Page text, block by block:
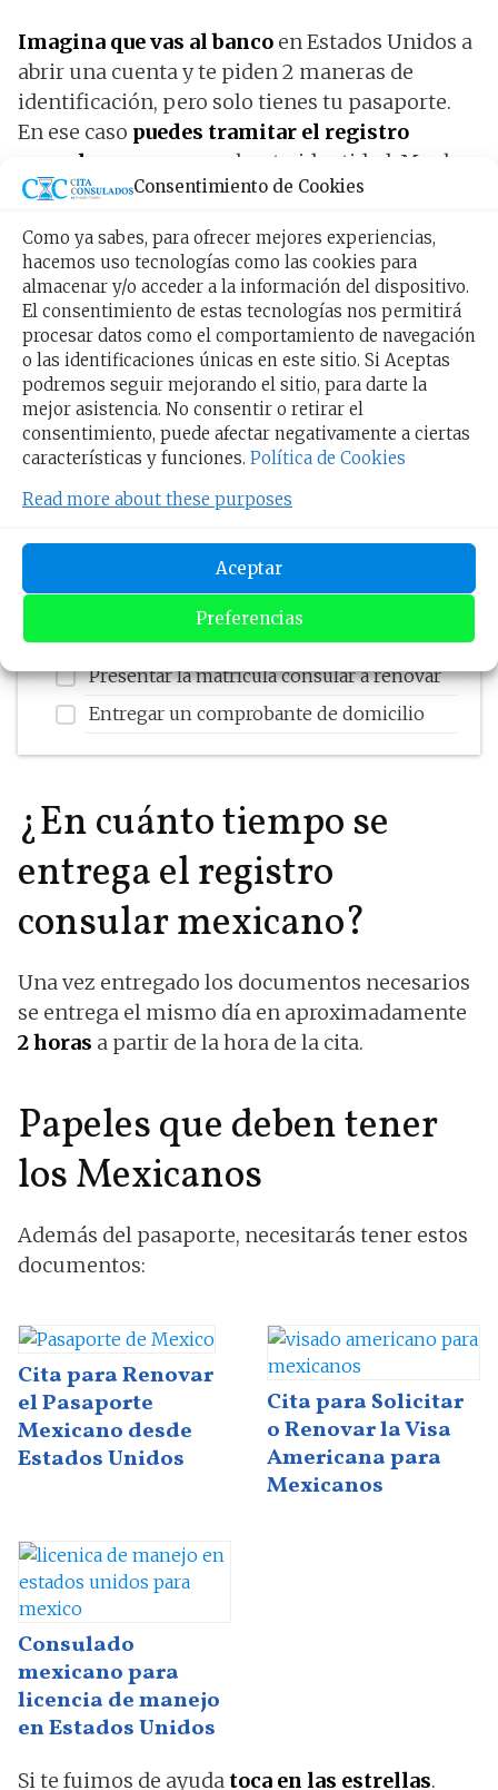
Consentimiento de Cookies
Como ya sabes, para ofrecer mejores experiencias,
hacemos uso tecnologías como las cookies para
almacenar y/o acceder a la información del dispositivo.
El consentimiento de estas tecnologías nos permitirá
procesar datos como el comportamiento de navegación
o las identificaciones únicas en este sitio. Si Aceptas
podremos seguir mejorando el sitio, para darte la
mejor asistencia. No consentir o retirar el
consentimiento, puede afectar negativamente a ciertas
características y funciones. Política de Cookies
Read more about these purposes
Aceptar
Preferencias
Imagina que vas al banco en Estados Unidos a
abrir una cuenta y te piden 2 maneras de
identificación, pero solo tienes tu pasaporte.
En ese caso puedes tramitar el registro
consular
para comprobar tu identidad. Muchos
bancos de Estados Unidos no aceptan la
del INE.
Requisitos para renovar la
matrícula consular de
México en Estados Unidos
Haz una cita en el consulado como se explicó
documentos originales:
Pagar la matrícula consular
Presentar la matrícula consular a renovar
Entregar un comprobante de domicilio
¿En cuánto tiempo se
entrega el registro
consular mexicano?
Una vez entregado los documentos necesarios
se entrega el mismo día en aproximadamente
2 horas a partir de la hora de la cita.
Papeles que deben tener
los Mexicanos
Además del pasaporte, necesitarás tener estos
documentos:
Cita para Renovar
el Pasaporte
Mexicano desde
Estados Unidos
Cita para Solicitar
o Renovar la Visa
Americana para
Mexicanos
Consulado
mexicano para
licencia de manejo
en Estados Unidos
Si te fuimos de ayuda toca en las estrellas.